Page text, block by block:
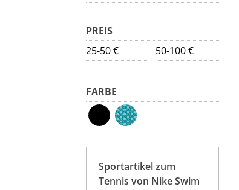
PREIS
25-50 €
50-100 €
FARBE
Sportartikel zum
Tennis von Nike Swim